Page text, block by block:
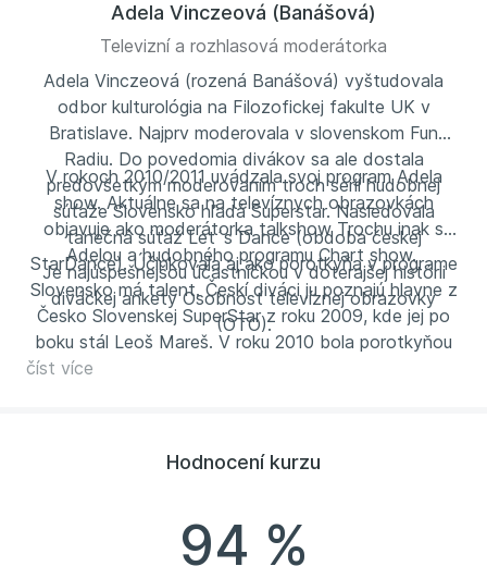
Adela Vinczeová (Banášová)
Televizní a rozhlasová moderátorka
Adela Vinczeová (rozená Banášová) vyštudovala
odbor kulturológia na Filozofickej fakulte UK v
Bratislave. Najprv moderovala v slovenskom Fun
Radiu. Do povedomia divákov sa ale dostala
predovšetkým moderovaním troch sérií hudobnej
súťaže Slovensko hľadá Superstar. Nasledovala
tanečná súťaž Let´s Dance (obdoba českej
StarDance). Účinkovala aj ako porotkyňa v programe
Slovensko má talent. Českí diváci ju poznajú hlavne z
Česko Slovenskej SuperStar z roku 2009, kde jej po
boku stál Leoš Mareš. V roku 2010 bola porotkyňou
česko-slovenskej televíznej show Talentmania.
V rokoch 2010/2011 uvádzala svoj program Adela
show. Aktuálne sa na televíznych obrazovkách
objavuje ako moderátorka talkshow Trochu inak s
Adelou a hudobného programu Chart show.
Je najúspešnejšou účastníčkou v doterajšej histórii
diváckej ankety Osobnosť televíznej obrazovky
(OTO).
číst více
Hodnocení kurzu
94 %